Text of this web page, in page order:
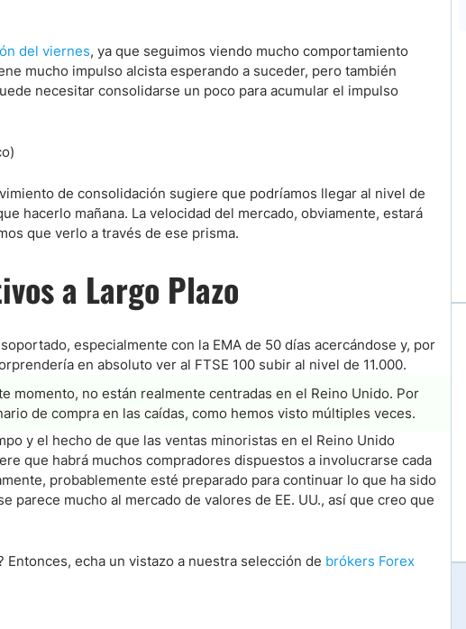
del viernes, ya que seguimos viendo mucho comportamiento
mucho impulso alcista esperando a suceder, pero también
necesitar consolidarse un poco para acumular el impulso
de consolidación sugiere que podríamos llegar al nivel de
hacerlo mañana. La velocidad del mercado, obviamente, estará
que verlo a través de ese prisma.
a Largo Plazo
especialmente con la EMA de 50 días acercándose y, por
en absoluto ver al FTSE 100 subir al nivel de 11.000.
momento, no están realmente centradas en el Reino Unido. Por
de compra en las caídas, como hemos visto múltiples veces.
y el hecho de que las ventas minoristas en el Reino Unido
que habrá muchos compradores dispuestos a involucrarse cada
probablemente esté preparado para continuar lo que ha sido
mucho al mercado de valores de EE. UU., así que creo que
Entonces, echa un vistazo a nuestra selección de brókers Forex